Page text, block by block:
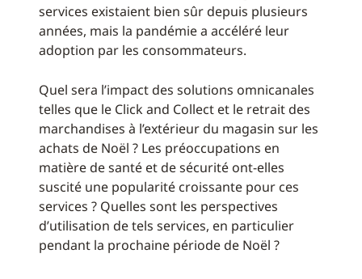
services existaient bien sûr depuis plusieurs
années, mais la pandémie a accéléré leur
adoption par les consommateurs.
Quel sera l’impact des solutions omnicanales
telles que le Click and Collect et le retrait des
marchandises à l’extérieur du magasin sur les
achats de Noël ? Les préoccupations en
matière de santé et de sécurité ont-elles
suscité une popularité croissante pour ces
services ? Quelles sont les perspectives
d’utilisation de tels services, en particulier
pendant la prochaine période de Noël ?